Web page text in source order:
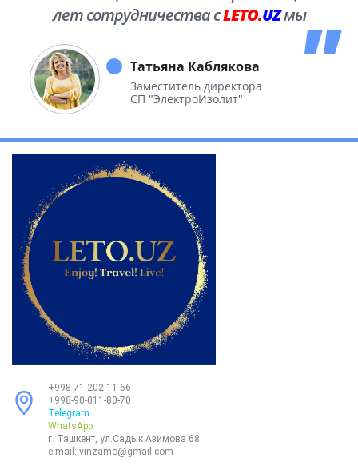
лет сотрудничества сLETO.UZмы
необъятной Родины.
Татьяна Каблякова
Заместитель директора
СП "ЭлектроИзолит"
+998-71-202-11-66
+998-90-011-80-70
Telegram
WhatsApp
г. Ташкент, ул.Садык Азимова 68
e-mail: vinzamo@gmail.com